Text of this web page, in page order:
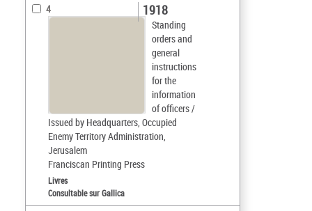
4
Standing
orders and
general
instructions
for the
information
of officers /
Issued by Headquarters, Occupied
Enemy Territory Administration,
Jerusalem
Franciscan Printing Press
1918
Livres
Consultable sur Gallica